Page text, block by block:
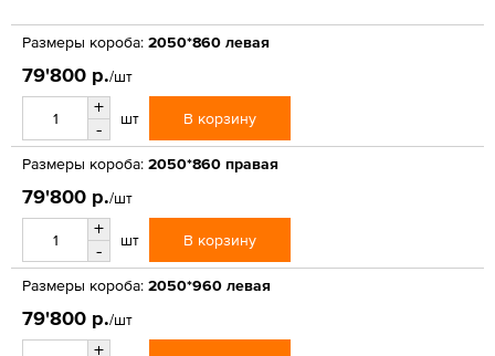
Размеры короба: 2050*860 левая
79'800 р./шт
+
-
шт В корзину
Размеры короба: 2050*860 правая
79'800 р./шт
+
-
шт В корзину
Размеры короба: 2050*960 левая
79'800 р./шт
+